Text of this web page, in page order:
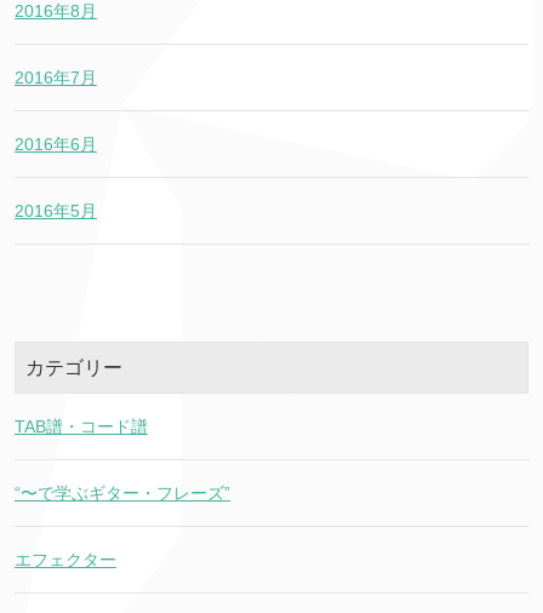
2016年8月
2016年7月
2016年6月
2016年5月
カテゴリー
TAB譜・コード譜
“〜で学ぶギター・フレーズ”
エフェクター